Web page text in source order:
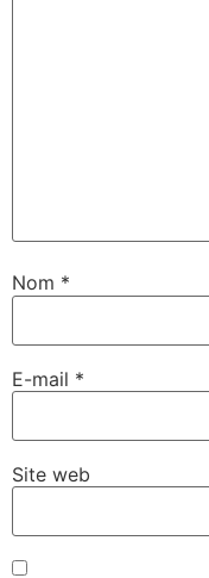
Nom *
E-mail *
Site web